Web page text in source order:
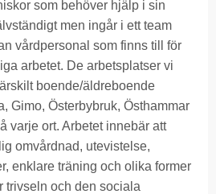
som behöver hjälp i sin
men ingår i ett team
vårdpersonal som finns till för
arbetet. De arbetsplatser vi
boende/äldreboende
Gimo, Österbybruk, Östhammar
varje ort. Arbetet innebär att
omvårdnad, utevistelse,
enklare träning och olika former
trivseln och den sociala